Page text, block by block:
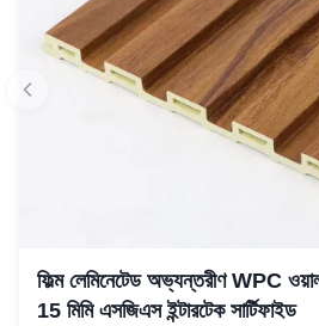
ফিল্ম লেমিনেটেড অভ্যন্তরীণ WPC
15 মিমি এসজিএস ইন্টারটেক সার্টিফাইড